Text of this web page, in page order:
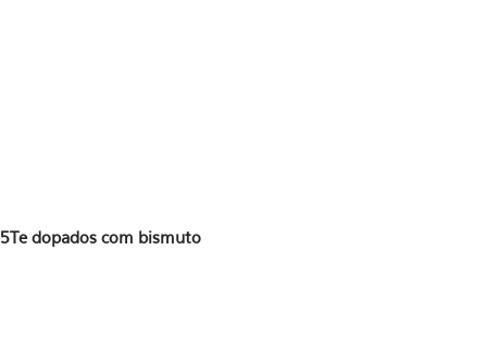
dopados com bismuto